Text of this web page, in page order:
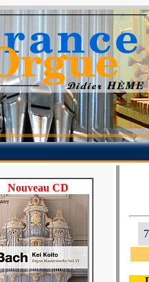
Nouveau CD